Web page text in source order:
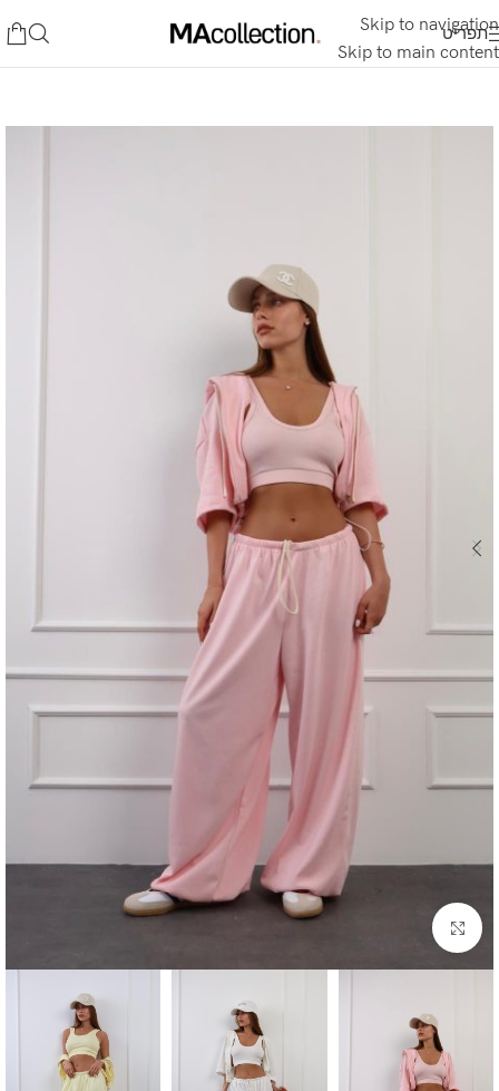
Skip to navigation
Skip to main content
תפריט
Click to enlarge